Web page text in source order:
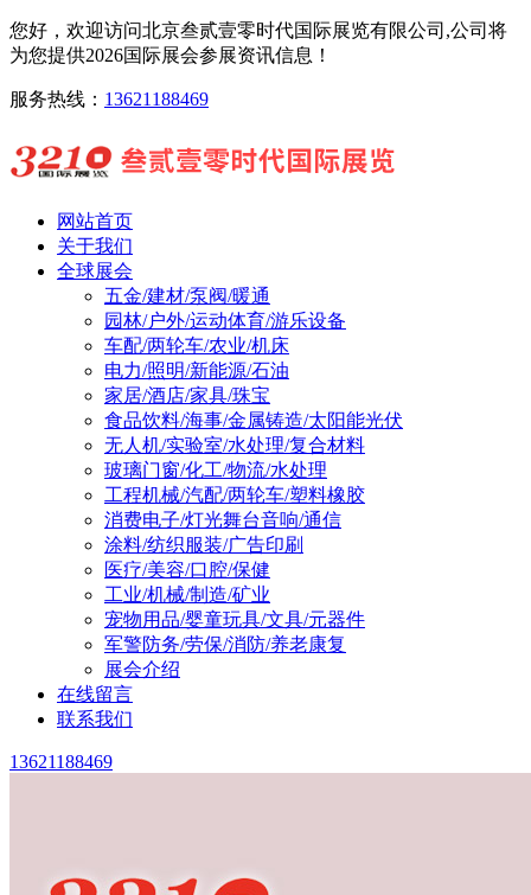
您好，欢迎访问北京叁贰壹零时代国际展览有限公司,公司将
为您提供2026国际展会参展资讯信息！
服务热线： 13621188469
网站首页
关于我们
全球展会
五金/建材/泵阀/暖通
园林/户外/运动体育/游乐设备
车配/两轮车/农业/机床
电力/照明/新能源/石油
家居/酒店/家具/珠宝
食品饮料/海事/金属铸造/太阳能光伏
无人机/实验室/水处理/复合材料
玻璃门窗/化工/物流/水处理
工程机械/汽配/两轮车/塑料橡胶
消费电子/灯光舞台音响/通信
涂料/纺织服装/广告印刷
医疗/美容/口腔/保健
工业/机械/制造/矿业
宠物用品/婴童玩具/文具/元器件
军警防务/劳保/消防/养老康复
展会介绍
在线留言
联系我们
13621188469